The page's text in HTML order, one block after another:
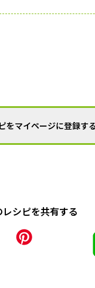
をマイページに登録する
レシピを共有する